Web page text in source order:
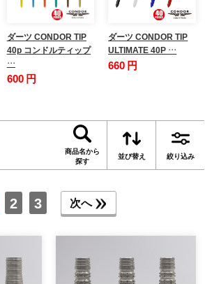
ダーツ CONDOR TIP
40p コンドルティップ
…
600 円
ダーツ CONDOR TIP
ULTIMATE 40P …
660 円
商品名から
探す
並び替え 絞り込み
2 3 次へ